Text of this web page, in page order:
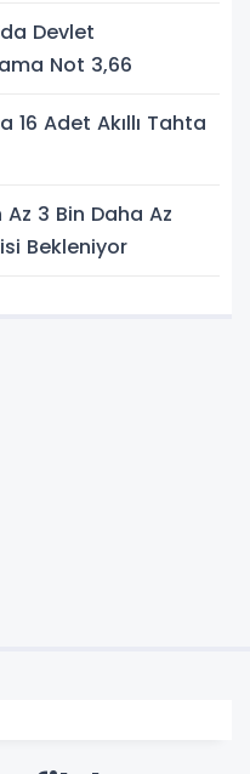
Devlet
Not 3,66
16 Adet Akıllı Tahta
Az 3 Bin Daha Az
Bekleniyor